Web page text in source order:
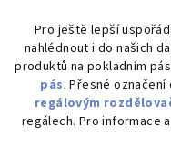
Pro ještě lepší
nahlédnout i do našich
produktů na pokladním
pás. Přesné
regálovým
regálech. Pro informace